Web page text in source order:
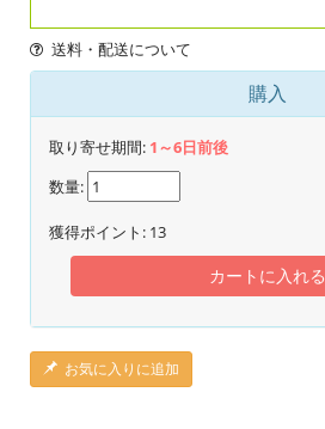
送料・配送について
購入
取り寄せ期間: 1～6日前後
数量:
獲得ポイント: 13
カートに入れる
お気に入りに追加